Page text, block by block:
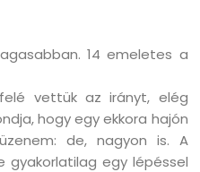
14 emeletes a
vettük az irányt, elég
hogy egy ekkora hajón
de, nagyon is. A
gyakorlatilag egy lépéssel